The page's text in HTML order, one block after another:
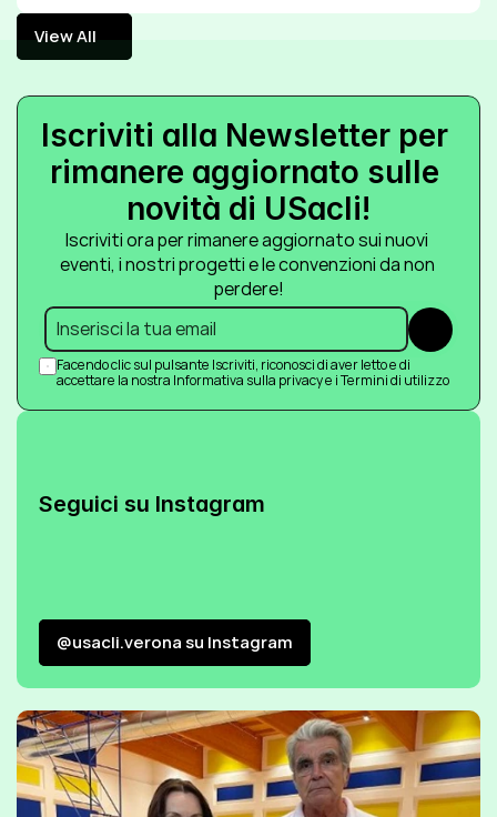
View All
View All
Iscriviti alla Newsletter per
rimanere aggiornato sulle
novità di USacli!
Iscriviti ora per rimanere aggiornato sui nuovi
eventi, i nostri progetti e le convenzioni da non
perdere!
Submit
Facendo clic sul pulsante Iscriviti, riconosci di aver letto e di
accettare la nostra Informativa sulla privacy e i Termini di utilizzo
Seguici su Instagram
@usacli.verona su Instagram
@usacli.verona su Instagram